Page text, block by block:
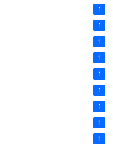
1
1
1
1
1
1
1
1
1